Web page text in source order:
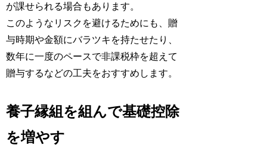
が課せられる場合もあります。
このようなリスクを避けるためにも、贈
与時期や金額にバラツキを持たせたり、
数年に一度のペースで非課税枠を超えて
贈与するなどの工夫をおすすめします。
養子縁組を組んで基礎控除
を増やす